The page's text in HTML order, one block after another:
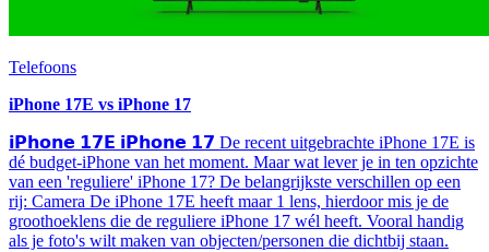
Telefoons
iPhone 17E vs iPhone 17
𝗶𝗣𝗵𝗼𝗻𝗲 𝟭𝟳𝗘 𝗶𝗣𝗵𝗼𝗻𝗲 𝟭𝟳 De recent uitgebrachte iPhone 17E is
dé budget-iPhone van het moment. Maar wat lever je in ten opzichte
van een 'reguliere' iPhone 17? De belangrijkste verschillen op een
rij: Camera De iPhone 17E heeft maar 1 lens, hierdoor mis je de
groothoeklens die de reguliere iPhone 17 wél heeft. Vooral handig
als je foto's wilt maken van objecten/personen die dichtbij staan.